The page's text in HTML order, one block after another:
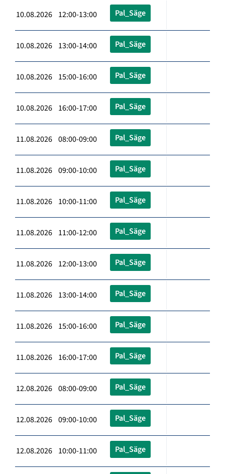
10.08.2026 12:00-13:00 Pal_Säge
10.08.2026 13:00-14:00 Pal_Säge
10.08.2026 15:00-16:00 Pal_Säge
10.08.2026 16:00-17:00 Pal_Säge
11.08.2026 08:00-09:00 Pal_Säge
11.08.2026 09:00-10:00 Pal_Säge
11.08.2026 10:00-11:00 Pal_Säge
11.08.2026 11:00-12:00 Pal_Säge
11.08.2026 12:00-13:00 Pal_Säge
11.08.2026 13:00-14:00 Pal_Säge
11.08.2026 15:00-16:00 Pal_Säge
11.08.2026 16:00-17:00 Pal_Säge
12.08.2026 08:00-09:00 Pal_Säge
12.08.2026 09:00-10:00 Pal_Säge
12.08.2026 10:00-11:00 Pal_Säge